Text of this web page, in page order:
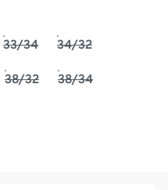
33/34 34/32
38/32 38/34